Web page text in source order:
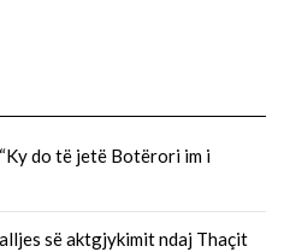
do të jetë Botërori im i
së aktgjykimit ndaj Thaçit